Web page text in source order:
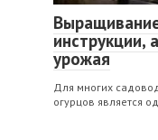
инструкции,
урожая
Для многих
огурцов является